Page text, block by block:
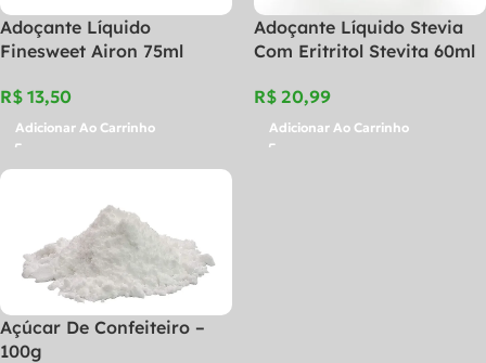
Adoçante Líquido
Finesweet Airon 75ml
R$
Adicionar Ao Carrinho
Adoçante Líquido Stevia
Com Eritritol Stevita 60ml
R$
Adicionar Ao Carrinho
Açúcar De Confeiteiro –
100g